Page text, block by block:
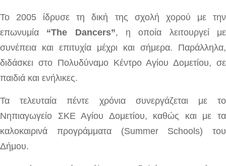
Το 2005 ίδρυσε τη δική της σχολή χορού με την
επωνυμία “The Dancers”, η οποία λειτουργεί με
συνέπεια και επιτυχία μέχρι και σήμερα. Παράλληλα,
διδάσκει στο Πολυδύναμο Κέντρο Αγίου Δομετίου, σε
παιδιά και ενήλικες.
Τα τελευταία πέντε χρόνια συνεργάζεται με το
Νηπιαγωγείο ΣΚΕ Αγίου Δομετίου, καθώς και με τα
καλοκαιρινά προγράμματα (Summer Schools) του
Δήμου.